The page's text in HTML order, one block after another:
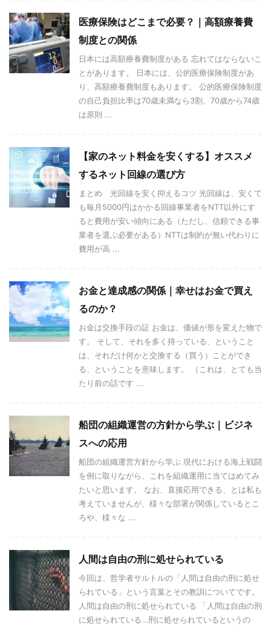
医療保険はどこまで必要？｜高額療養費
制度との関係
日本には高額療養費制度がある 忘れてはならないこ
とがあります。 日本には、公的医療保険制度があ
り、高額療養費制度もあります。 公的医療保険制度
の自己負担比率は70歳未満なら3割、70歳から74歳
は原則 ...
【家のネット料金を安くする】オススメ
するネット回線の選び方
まとめ 光回線を安く抑えるコツ 光回線は、安くて
も毎月5000円はかかる回線事業者をNTT以外にす
ると費用が安い傾向にある（ただし、信頼できる事
業者を選ぶ必要がある）NTTは制約が無い代わりに
費用が高 ...
お金と達成感の関係｜幸せはお金で買え
るのか？
お金は交換手段の証 お金は、価値が形を変えた物で
す。 そして、それを多く持っている、ということ
は、それだけ何かと交換する（買う）ことができ
る、ということを意味します。 （これは、とても当
たり前の話です ...
船団の組織運営の方針から学ぶ｜ビジネ
スへの応用
船団の組織運営方針から学ぶ 現代における海上戦闘
を例に取りながら、これを組織運用に当てはめてみ
たいと思います。 なお、直接応用できる、とは私も
考えていませんが、様々な部署が関係しているとこ
ろや、様々な ...
人間は自由の刑に処せられている
今回は、哲学者サルトルの「人間は自由の刑に処せ
られている」という言葉とその教訓についてです。
人間は自由の刑に処せられている 「人間は自由の刑
に処せられている…刑に処せられているというの